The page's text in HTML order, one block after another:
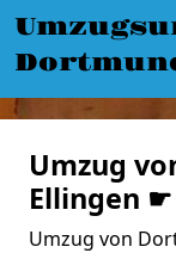
Umzug
Ellingen
Umzug von